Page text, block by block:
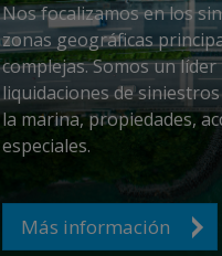
Nos focalizamos en los
zonas geográficas
complejas. Somos un
liquidaciones de
la marina, propiedades,
especiales.
Más información